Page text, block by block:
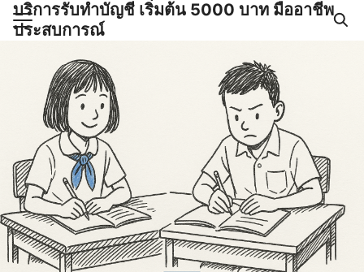
Skipบริการรับทำบัญชี เริ่มต้น 5000 บาท มืออาชีพ
ประสบการณ์
ญชีและภาษีครบวงจร |